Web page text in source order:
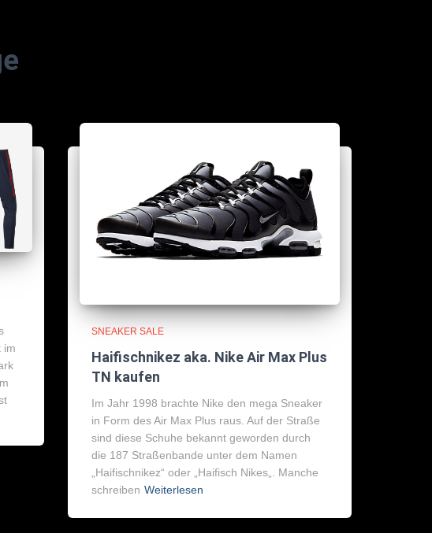
im
SNEAKER SALE
Haifischnikez aka. Nike Air Max Plus
TN kaufen
Im Jahr 1998 brachte Nike den mega Sneaker
in Form des Air Max Plus raus. Auf der Straße
sind diese Schuhe bekannt geworden durch
die 187 Straßenbande unter dem Namen
„Haifischnikez“ oder „Haifisch Nikes„. Manche
schreiben Weiterlesen